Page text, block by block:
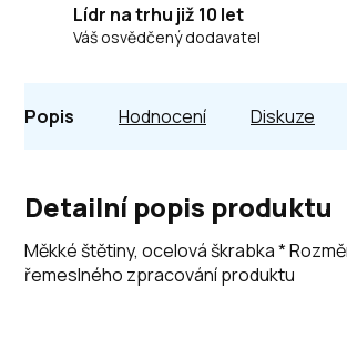
Lídr na trhu již 10 let
Váš osvědčený dodavatel
Popis Hodnocení Diskuze
Detailní popis produktu
Měkké štětiny, ocelová škrabka *
řemeslného zpracování produktu